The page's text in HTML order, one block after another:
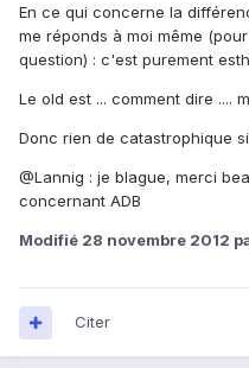
En ce qui concerne la
me réponds à moi même
question) : c'est purement
Le old est ... comment dire ....
Donc rien de catastrophique
@Lannig : je blague, merci
concernant ADB
Modifié 28 novembre 2012
Citer